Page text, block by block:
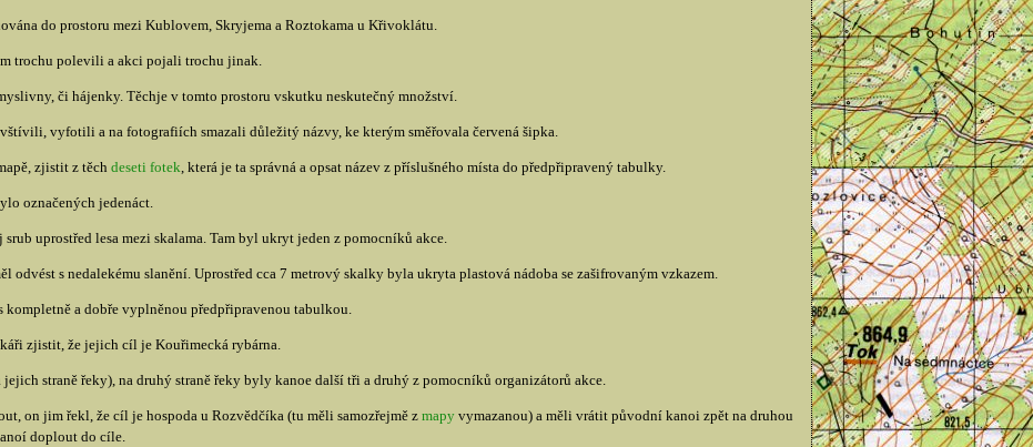
do prostoru mezi Kublovem, Skryjema a Roztokama u Křivoklátu.
trochu polevili a akci pojali trochu jinak.
či hájenky. Těchje v tomto prostoru vskutku neskutečný množství.
vyfotili a na fotografiích smazali důležitý názvy, ke kterým směřovala červená šipka.
zjistit z těch deseti fotek, která je ta správná a opsat název z příslušného místa do předpřipravený tabulky.
označených jedenáct.
uprostřed lesa mezi skalama. Tam byl ukryt jeden z pomocníků akce.
odvést s nedalekému slanění. Uprostřed cca 7 metrový skalky byla ukryta plastová nádoba se zašifrovaným vzkazem.
kompletně a dobře vyplněnou předpřipravenou tabulkou.
zjistit, že jejich cíl je Kouřimecká rybárna.
jejich straně řeky), na druhý straně řeky byly kanoe další tři a druhý z pomocníků organizátorů akce.
on jim řekl, že cíl je hospoda u Rozvědčíka (tu měli samozřejmě z mapyvymazanou) a měli vrátit původní kanoi zpět na druhou
doplout do cíle.